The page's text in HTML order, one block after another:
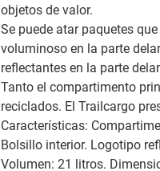
objetos de valor.
Se puede atar paquetes
voluminoso en la parte
reflectantes en la parte
Tanto el compartimento
reciclados. El Trailcargo
Características:
Bolsillo interior. Logotipo
Volumen: 21 litros.